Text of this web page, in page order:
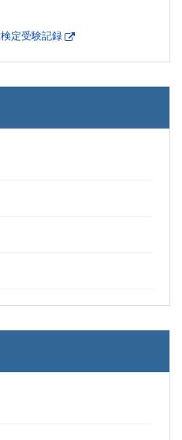
定受験記録